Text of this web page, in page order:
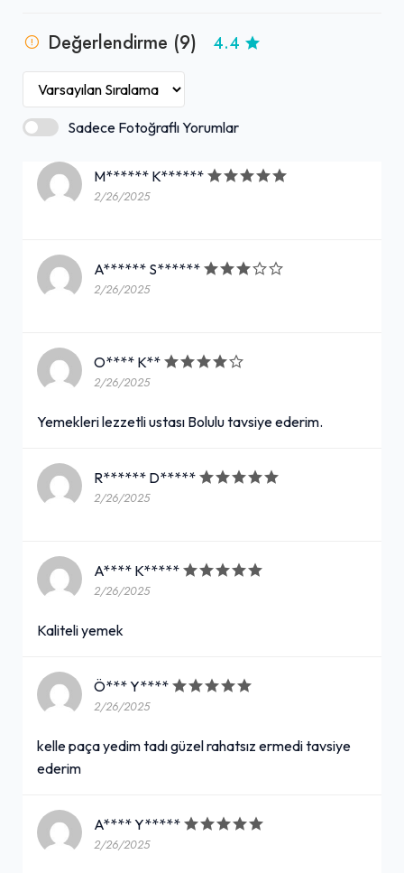
Değerlendirme (9) 4.4
Sadece Fotoğraflı Yorumlar
M****** K******
2/26/2025
A****** S******
2/26/2025
O**** K**
2/26/2025
Yemekleri lezzetli ustası Bolulu tavsiye ederim.
R****** D*****
2/26/2025
A**** K*****
2/26/2025
Kaliteli yemek
Ö*** Y****
2/26/2025
kelle paça yedim tadı güzel rahatsız ermedi tavsiye
ederim
A**** Y*****
2/26/2025